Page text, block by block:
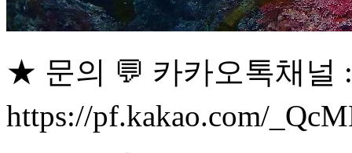
★ 문의 💬 카카오톡채널
https://pf.kakao.com/